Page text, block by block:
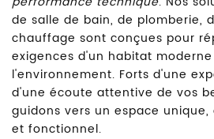
de salle de bain, de plomberie,
chauffage sont conçues pour
exigences d'un habitat
l'environnement. Forts d'une
d'une écoute attentive de vos
guidons vers un espace
et fonctionnel.